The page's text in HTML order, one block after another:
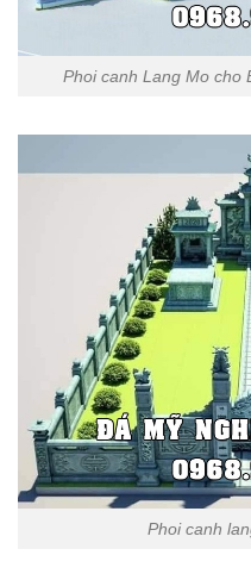
Phoi canh Lang Mo cho
Phoi canh